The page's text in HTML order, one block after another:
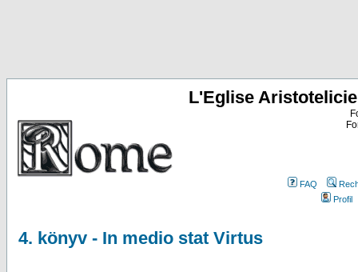
L'Eglise
FAQ
Profil
4. könyv - In medio stat Virtus